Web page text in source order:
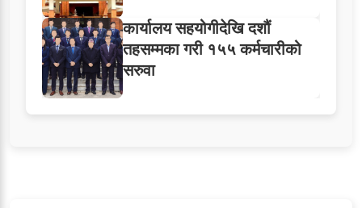
कार्यालय सहयोगीदेखि दशौं
तहसम्मका गरी १५५ कर्मचारीको
सरुवा